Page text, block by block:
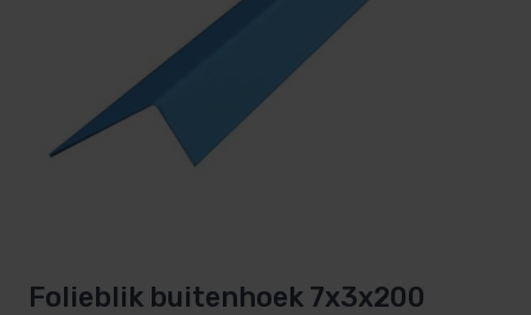
Folieblik buitenhoek 7x3x200